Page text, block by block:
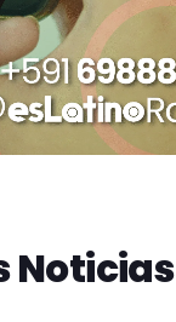
Noticias